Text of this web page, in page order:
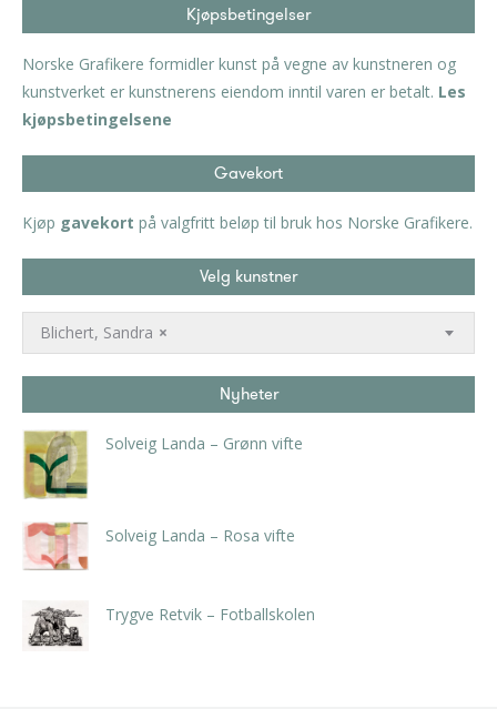
Kjøpsbetingelser
Norske Grafikere formidler kunst på vegne av kunstneren og
kunstverket er kunstnerens eiendom inntil varen er betalt. Les
kjøpsbetingelsene
Gavekort
Kjøp gavekort på valgfritt beløp til bruk hos Norske Grafikere.
Velg kunstner
×
Blichert, Sandra
Nyheter
Solveig Landa – Grønn vifte
Solveig Landa – Rosa vifte
Trygve Retvik – Fotballskolen